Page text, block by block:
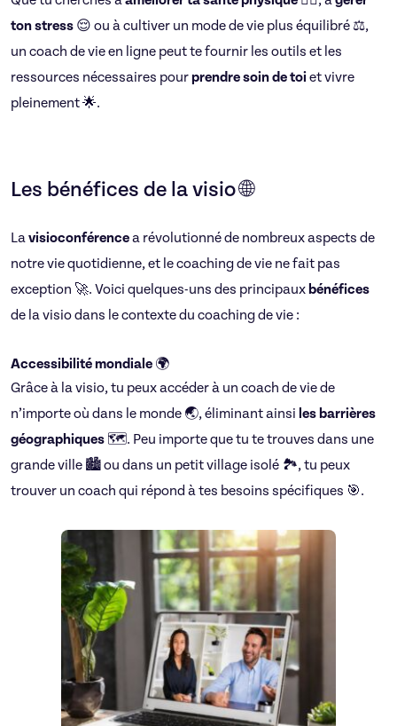
ton stress 😌 ou à cultiver un mode de vie plus équilibré ⚖️,
un coach de vie en ligne peut te fournir les outils et les
ressources nécessaires pourprendre soin de toiet vivre
pleinement 🌟.
Les bénéfices de la visio 🌐
Lavisioconférencea révolutionné de nombreux aspects de
notre vie quotidienne, et le coaching de vie ne fait pas
exception 🚀. Voici quelques-uns des principauxbénéfices
de la visio dans le contexte du coaching de vie :
Accessibilité mondiale 🌍
Grâce à la visio, tu peux accéder à un coach de vie de
n’importe où dans le monde 🌏, éliminant ainsi les barrières
géographiques 🗺️. Peu importe que tu te trouves dans une
grande ville 🏙️ ou dans un petit village isolé 🏞️, tu peux
trouver un coach qui répond à tes besoins spécifiques 🎯.